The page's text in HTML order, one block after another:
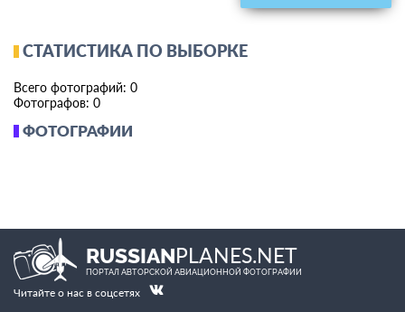
ЗАРЕГИСТРИРОВАТЬСЯ
ФОТОГРАФИИ
СТАТИСТИКА ПО ВЫБОРКЕ
Всего фотографий: 0
Фотографов: 0
RUSSIANPLANES.NET
ПОРТАЛ АВТОРСКОЙ АВИАЦИОННОЙ ФОТОГРАФИИ
Читайте о нас в соцсетях